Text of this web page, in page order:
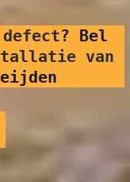
defect? Bel
van